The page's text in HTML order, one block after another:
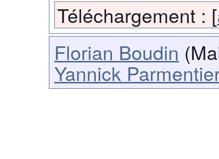
Téléchargement : [
Florian Boudin
Yannick